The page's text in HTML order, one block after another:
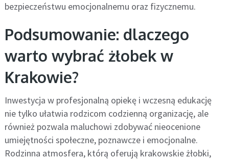
bezpieczeństwu emocjonalnemu oraz fizycznemu.
Podsumowanie: dlaczego
warto wybrać żłobek w
Krakowie?
Inwestycja w profesjonalną opiekę i wczesną edukację
nie tylko ułatwia rodzicom codzienną organizację, ale
również pozwala maluchowi zdobywać nieocenione
umiejętności społeczne, poznawcze i emocjonalne.
Rodzinna atmosfera, którą oferują krakowskie żłobki,